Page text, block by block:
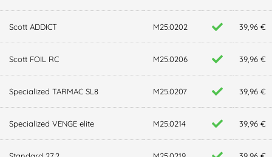
Scott ADDICT M25.0202 39,96 €
Scott FOIL RC M25.0206 39,96 €
Specialized TARMAC SL8 M25.0207 39,96 €
Specialized VENGE elite M25.0214 39,96 €